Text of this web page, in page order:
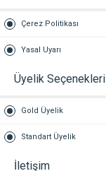
Çerez Politikası
Yasal Uyarı
Üyelik Seçenekleri
Gold Üyelik
Standart Üyelik
İletişim